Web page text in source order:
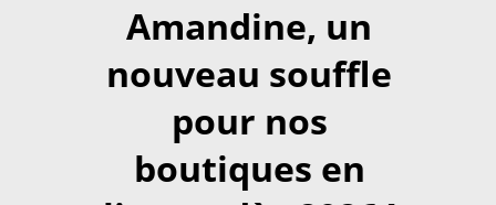
Amandine, un
nouveau souffle
pour nos
boutiques en